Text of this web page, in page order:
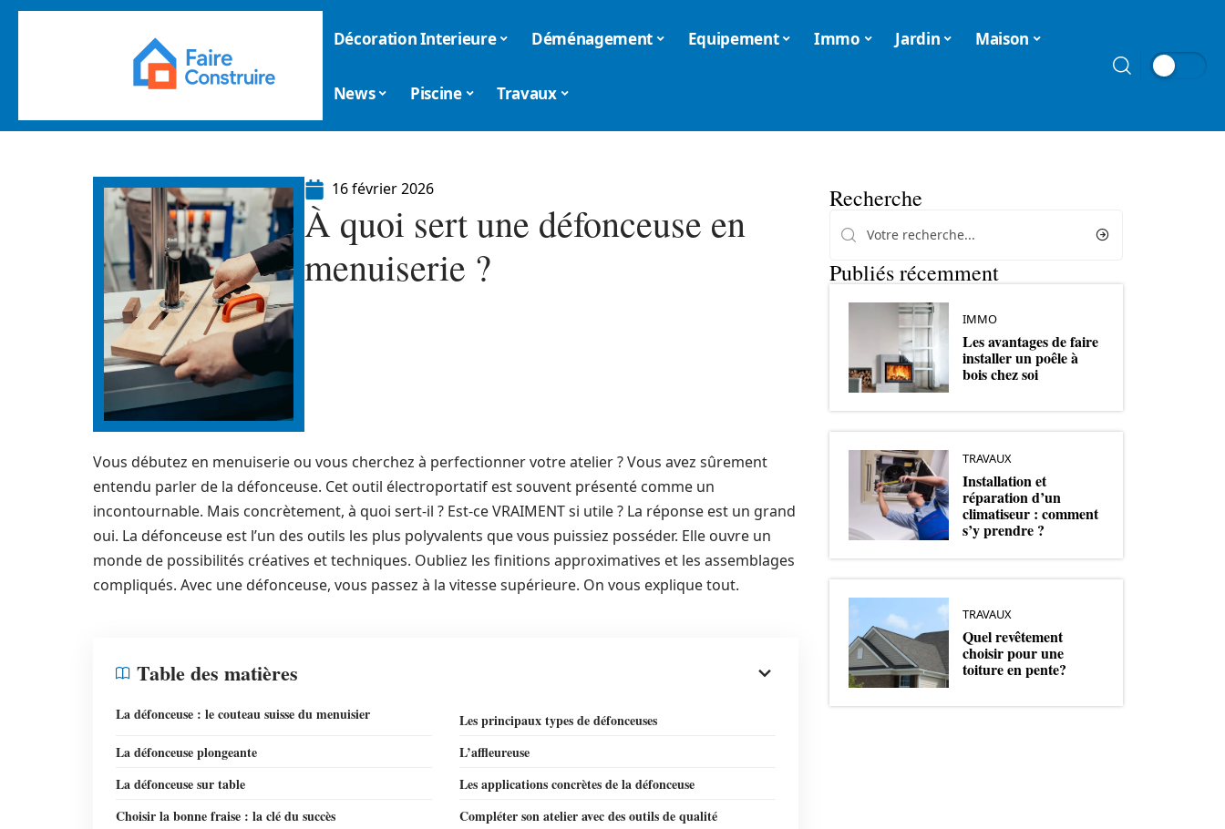
Décoration Interieure Déménagement Equipement Immo Jardin Maison
News Piscine Travaux
16 février 2026
À quoi sert une défonceuse en
menuiserie ?
Vous débutez en menuiserie ou vous cherchez à perfectionner votre atelier ? Vous avez sûrement
entendu parler de la défonceuse. Cet outil électroportatif est souvent présenté comme un
incontournable. Mais concrètement, à quoi sert-il ? Est-ce VRAIMENT si utile ? La réponse est un grand
oui. La défonceuse est l’un des outils les plus polyvalents que vous puissiez posséder. Elle ouvre un
monde de possibilités créatives et techniques. Oubliez les finitions approximatives et les assemblages
compliqués. Avec une défonceuse, vous passez à la vitesse supérieure. On vous explique tout.
Table des matières
La défonceuse : le couteau suisse du menuisier
Les principaux types de défonceuses
La défonceuse plongeante
L’affleureuse
La défonceuse sur table
Les applications concrètes de la défonceuse
Choisir la bonne fraise : la clé du succès
Compléter son atelier avec des outils de qualité
Recherche
Publiés récemment
IMMO
Les avantages de faire
installer un poêle à
bois chez soi
TRAVAUX
Installation et
réparation d’un
climatiseur : comment
s’y prendre ?
TRAVAUX
Quel revêtement
choisir pour une
toiture en pente?